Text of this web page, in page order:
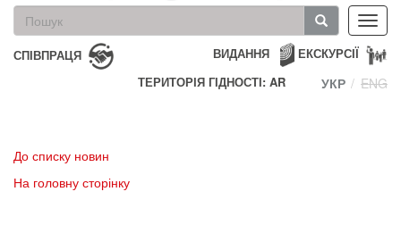
Пошукова
форма
Пошук
СПІВПРАЦЯ ЕКСКУРСІЇ
ВИДАННЯ
ТЕРИТОРІЯ ГІДНОСТІ: AR
УКР ENG
До списку новин
На головну сторінку